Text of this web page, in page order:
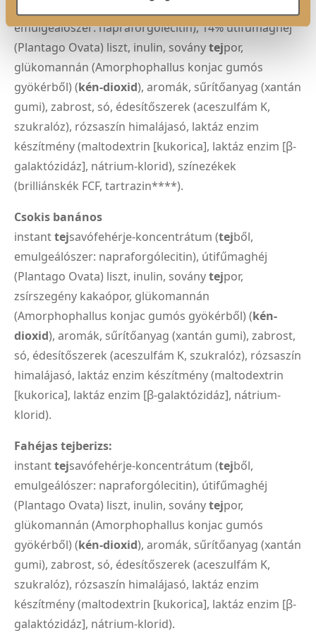
emulgeálószer: napraforgólecitin), 14% útifűmaghéj
(Plantago Ovata) liszt, inulin, soványtejpor,
glükomannán (Amorphophallus konjac gumós
gyökérből) (kén-dioxid), aromák, sűrítőanyag (xantán
gumi), zabrost, só, édesítőszerek (aceszulfám K,
szukralóz), rózsaszín himalájasó, laktáz enzim
készítmény (maltodextrin [kukorica], laktáz enzim [β-
galaktózidáz], nátrium-klorid), színezékek
(brilliánskék FCF, tartrazin****).
Csokis banános
instanttejsavófehérje-koncentrátum (tejből,
emulgeálószer: napraforgólecitin), útifűmaghéj
(Plantago Ovata) liszt, inulin, soványtejpor,
zsírszegény kakaópor, glükomannán
(Amorphophallus konjac gumós gyökérből) (kén-
dioxid), aromák, sűrítőanyag (xantán gumi), zabrost,
só, édesítőszerek (aceszulfám K, szukralóz), rózsaszín
himalájasó, laktáz enzim készítmény (maltodextrin
[kukorica], laktáz enzim [β-galaktózidáz], nátrium-
klorid).
Fahéjas tejberizs:
instanttejsavófehérje-koncentrátum (tejből,
emulgeálószer: napraforgólecitin), útifűmaghéj
(Plantago Ovata) liszt, inulin, soványtejpor,
glükomannán (Amorphophallus konjac gumós
gyökérből) (kén-dioxid), aromák, sűrítőanyag (xantán
gumi), zabrost, só, édesítőszerek (aceszulfám K,
szukralóz), rózsaszín himalájasó, laktáz enzim
készítmény (maltodextrin [kukorica], laktáz enzim [β-
galaktózidáz], nátrium-klorid).